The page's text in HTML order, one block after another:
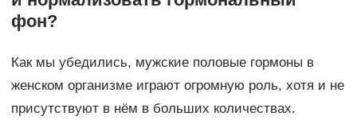
фон?
Как мы убедились, мужские половые гормоны в
женском организме играют огромную роль, хотя и не
присутствуют в нём в больших количествах.